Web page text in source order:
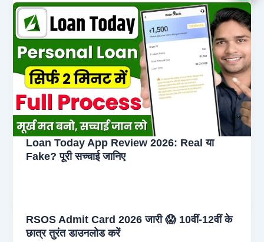
Loan Today App Review 2026: Real या
Fake? पूरी सच्चाई जानिए
RSOS Admit Card 2026 जारी 😱 10वीं-12वीं के
छात्र तुरंत डाउनलोड करें